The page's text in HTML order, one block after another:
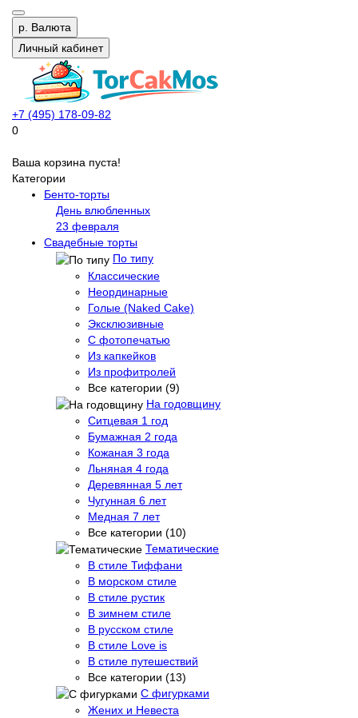
р. Валюта
Личный кабинет
+7 (495) 178-09-82
0
Ваша корзина пуста!
Категории
Бенто-торты
День влюбленных
23 февраля
Свадебные торты
По типу
Классические
Неординарные
Голые (Naked Cake)
Эксклюзивные
С фотопечатью
Из капкейков
Из профитролей
Все категории (9)
На годовщину
Ситцевая 1 год
Бумажная 2 года
Кожаная 3 года
Льняная 4 года
Деревянная 5 лет
Чугунная 6 лет
Медная 7 лет
Все категории (10)
Тематические
В стиле Тиффани
В морском стиле
В стиле рустик
В зимнем стиле
В русском стиле
В стиле Love is
В стиле путешествий
Все категории (13)
С фигурками
Жених и Невеста